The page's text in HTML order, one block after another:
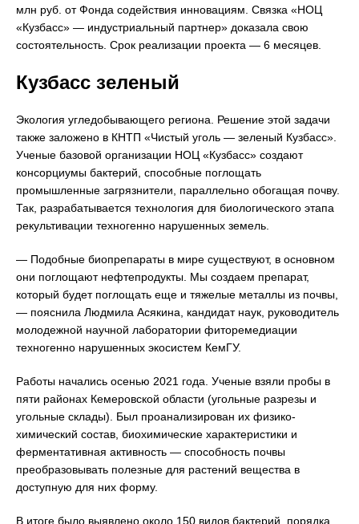
млн руб. от Фонда содействия инновациям. Связка «НОЦ
«Кузбасс» — индустриальный партнер» доказала свою
состоятельность. Срок реализации проекта — 6 месяцев.
Кузбасс зеленый
Экология угледобывающего региона. Решение этой задачи
также заложено в КНТП «Чистый уголь — зеленый Кузбасс».
Ученые базовой организации НОЦ «Кузбасс» создают
консорциумы бактерий, способные поглощать
промышленные загрязнители, параллельно обогащая почву.
Так, разрабатывается технология для биологического этапа
рекультивации техногенно нарушенных земель.
— Подобные биопрепараты в мире существуют, в основном
они поглощают нефтепродукты. Мы создаем препарат,
который будет поглощать еще и тяжелые металлы из почвы,
— пояснила Людмила Асякина, кандидат наук, руководитель
молодежной научной лаборатории фиторемедиации
техногенно нарушенных экосистем КемГУ.
Работы начались осенью 2021 года. Ученые взяли пробы в
пяти районах Кемеровской области (угольные разрезы и
угольные склады). Был проанализирован их физико-
химический состав, биохимические характеристики и
ферментативная активность — способность почвы
преобразовывать полезные для растений вещества в
доступную для них форму.
В итоге было выявлено около 150 видов бактерий, порядка